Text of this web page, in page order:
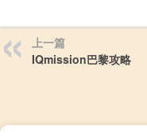
上一篇
IQmission巴黎攻略